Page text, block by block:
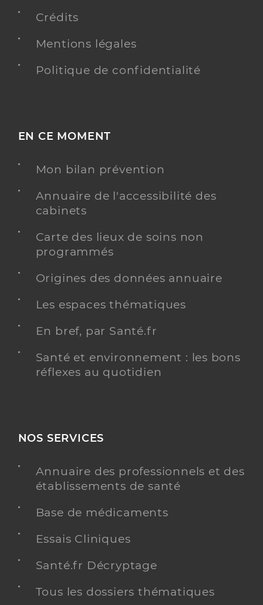
Crédits
Mentions légales
Politique de confidentialité
EN CE MOMENT
Mon bilan prévention
Annuaire de l'accessibilité des
cabinets
Carte des lieux de soins non
programmés
Origines des données annuaire
Les espaces thématiques
En bref, par Santé.fr
Santé et environnement : les bons
réflexes au quotidien
NOS SERVICES
Annuaire des professionnels et des
établissements de santé
Base de médicaments
Essais Cliniques
Santé.fr Décryptage
Tous les dossiers thématiques